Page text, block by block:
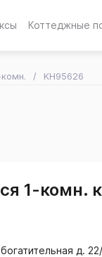
Коттеджные
KH95626
1-комн.
д.